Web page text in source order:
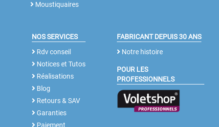
Moustiquaires
NOS SERVICES
Rdv conseil
Notices et Tutos
Réalisations
Blog
Retours & SAV
Garanties
Paiement
FABRICANT DEPUIS 30 ANS
Notre histoire
POUR LES
PROFESSIONNELS